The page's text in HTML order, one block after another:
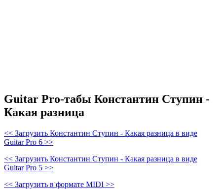
Guitar Pro-табы Константин Ступин -
Какая разница
<< Загрузить Константин Ступин - Какая разница в виде
Guitar Pro 6 >>
<< Загрузить Константин Ступин - Какая разница в виде
Guitar Pro 5 >>
<< Загрузить в формате MIDI >>